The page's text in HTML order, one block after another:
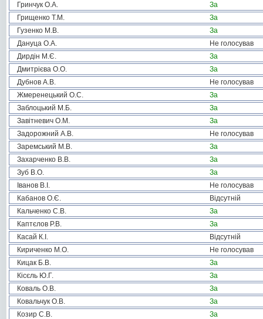
Гринчук О.А.
За
Грищенко Т.М.
За
Гузенко М.В.
За
Дануца О.А.
Не голосував
Дирдін М.Є.
За
Дмитрієва О.О.
За
Дубнов А.В.
Не голосував
Жмеренецький О.С.
За
Заблоцький М.Б.
За
Завітневич О.М.
За
Задорожний А.В.
Не голосував
Заремський М.В.
За
Захарченко В.В.
За
Зуб В.О.
За
Іванов В.І.
Не голосував
Кабанов О.Є.
Відсутній
Кальченко С.В.
За
Каптєлов Р.В.
За
Касай К.І.
Відсутній
Кириченко М.О.
Не голосував
Кицак Б.В.
За
Кісєль Ю.Г.
За
Коваль О.В.
За
Ковальчук О.В.
За
Козир С.В.
За